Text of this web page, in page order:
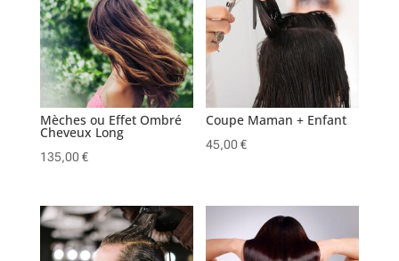
Mèches ou Effet Ombré
Cheveux Long
135,00€
Coupe Maman + Enfant
45,00€